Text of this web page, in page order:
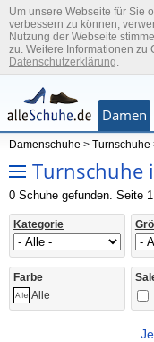
Um unsere Webseite für Sie
verbessern zu können,
Nutzung der Webseite
zu. Weitere Informationen zu
Datenschutzerklärung.
Damen
Damenschuhe > Turnschuhe
Turnschuhe
0 Schuhe gefunden. Seite
Kategorie
Farbe
Alle